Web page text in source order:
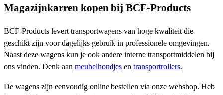
Magazijnkarren kopen bij BCF-Products
BCF-Products levert transportwagens van hoge kwaliteit die
geschikt zijn voor dagelijks gebruik in professionele omgevingen.
Naast deze wagens kun je ook andere interne transportmiddelen bij
ons vinden. Denk aan meubelhondjes en transportrollers.
De wagens zijn eenvoudig online bestellen via onze webshop. Heb